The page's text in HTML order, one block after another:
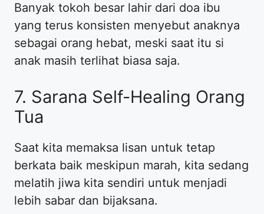
​Banyak tokoh besar lahir dari doa ibu
yang terus konsisten menyebut anaknya
sebagai orang hebat, meski saat itu si
anak masih terlihat biasa saja.
​7. Sarana Self-Healing Orang
Tua
​Saat kita memaksa lisan untuk tetap
berkata baik meskipun marah, kita sedang
melatih jiwa kita sendiri untuk menjadi
lebih sabar dan bijaksana.